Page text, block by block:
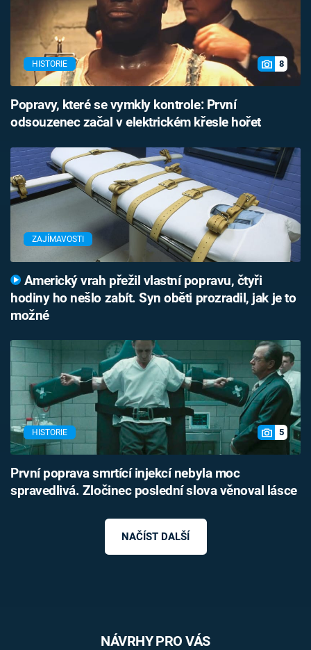
Sledujte nás
HISTORIE 8
Popravy, které se vymkly kontrole: První
odsouzenec začal v elektrickém křesle hořet
ZAJÍMAVOSTI
Americký vrah přežil vlastní popravu, čtyři
hodiny ho nešlo zabít. Syn oběti prozradil, jak je to
možné
HISTORIE 5
První poprava smrtící injekcí nebyla moc
spravedlivá. Zločinec poslední slova věnoval lásce
NAČÍST DALŠÍ
NÁVRHY PRO VÁS